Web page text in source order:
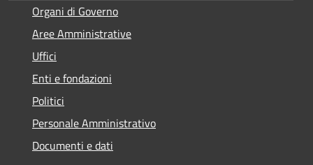
Organi di Governo
Aree Amministrative
Uffici
Enti e fondazioni
Politici
Personale Amministrativo
Documenti e dati